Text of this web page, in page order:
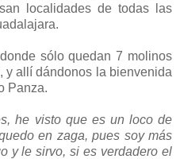
localidades de todas las
sólo quedan 7 molinos
y allí dándonos la bienvenida
Panza.
he visto que es un loco de
en zaga, pues soy más
y le sirvo, si es verdadero el